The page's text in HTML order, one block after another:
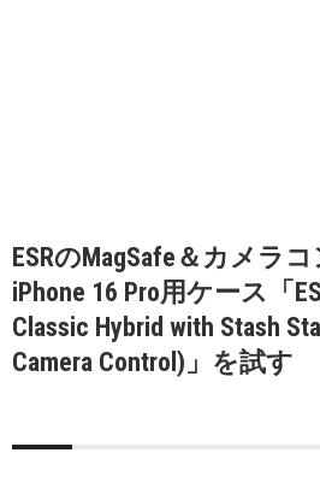
ESRのMagSafe＆カメラ
iPhone 16 Pro用ケース「
Classic Hybrid with Stash
Camera Control)」を試す